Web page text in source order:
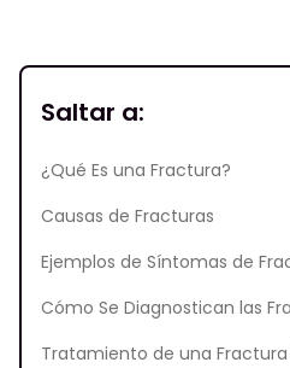
Saltar a:
¿Qué Es una Fractura?
Causas de Fracturas
Ejemplos de Síntomas de
Cómo Se Diagnostican las
Tratamiento de una Fractura